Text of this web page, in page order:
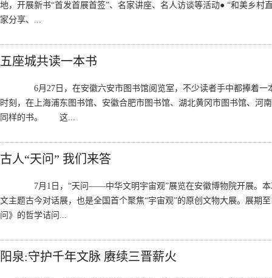
地，开展新书“首发首展首签”、名家讲座、名人访谈等活动● “和美乡村
家分享、...
五座城共读一本书
6月27日，在安徽六安市图书馆阅览室，不少读者手中都捧着
时刻，在上海浦东图书馆、安徽合肥市图书馆、湖北黄冈市图书馆、河
同样的书。 这...
古人“天问” 我们来答
7月1日，“天问——中华文明宇宙观”展览在安徽博物院开展。本
文主题古今对话展，也是全国首个聚焦“宇宙观”的原创文物大展。展
问》的哲学诘问...
阳泉:守护千年文脉 赓续三晋薪火